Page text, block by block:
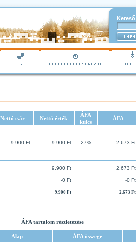
Kereső
Nettó e.ár Nettó érték
ÁFA
kulcs
ÁFA
9.900 Ft 9.900 Ft 27% 2.673 Ft
9.900 Ft 2.673 Ft
-0 Ft -0 Ft
9.900 Ft 2.673 Ft
ÁFA tartalom részletezése
Alap ÁFA összege